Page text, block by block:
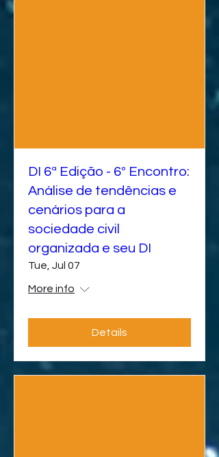
DI 6ª Edição - 6º Encontro:
Análise de tendências e
cenários para a
sociedade civil
organizada e seu DI
Tue, Jul 07
More info
Details